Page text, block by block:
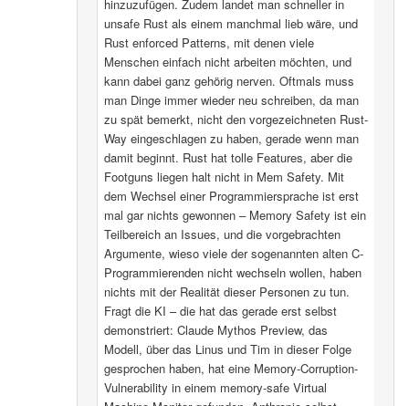
hinzuzufügen. Zudem landet man schneller in
unsafe Rust als einem manchmal lieb wäre, und
Rust enforced Patterns, mit denen viele
Menschen einfach nicht arbeiten möchten, und
kann dabei ganz gehörig nerven. Oftmals muss
man Dinge immer wieder neu schreiben, da man
zu spät bemerkt, nicht den vorgezeichneten Rust-
Way eingeschlagen zu haben, gerade wenn man
damit beginnt. Rust hat tolle Features, aber die
Footguns liegen halt nicht in Mem Safety. Mit
dem Wechsel einer Programmiersprache ist erst
mal gar nichts gewonnen – Memory Safety ist ein
Teilbereich an Issues, und die vorgebrachten
Argumente, wieso viele der sogenannten alten C-
Programmierenden nicht wechseln wollen, haben
nichts mit der Realität dieser Personen zu tun.
Fragt die KI – die hat das gerade erst selbst
demonstriert: Claude Mythos Preview, das
Modell, über das Linus und Tim in dieser Folge
gesprochen haben, hat eine Memory-Corruption-
Vulnerability in einem memory-safe Virtual